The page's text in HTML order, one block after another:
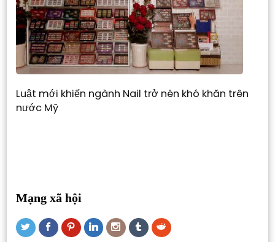
Luật mới khiến ngành Nail trở nên khó khăn trên
nước Mỹ
Mạng xã hội